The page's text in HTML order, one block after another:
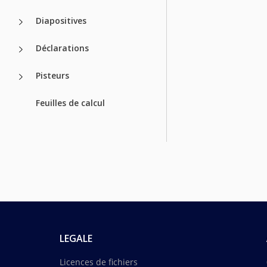
Diapositives
Déclarations
Pisteurs
Feuilles de calcul
LEGALE
Licences de fichiers